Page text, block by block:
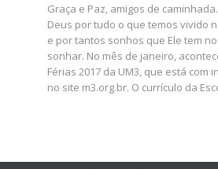
Graça e Paz, amigos de
Deus por tudo o que temos vivido
e por tantos sonhos que Ele tem
sonhar. No mês de janeiro,
Férias 2017 da UM3, que está com
no site m3.org.br. O currículo da